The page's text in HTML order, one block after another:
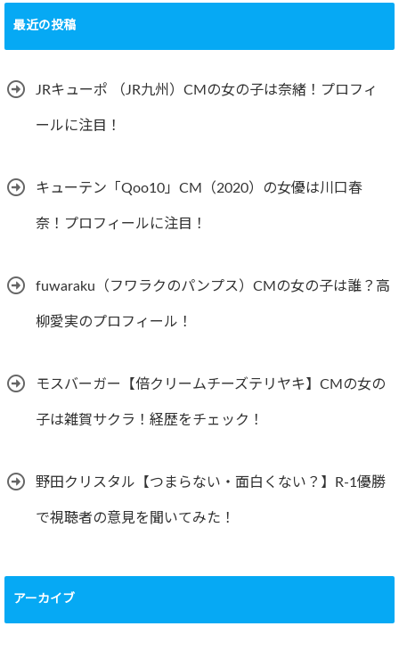
最近の投稿
JRキューポ （JR九州）CMの女の子は奈緒！プロフィ
ールに注目！
キューテン「Qoo10」CM（2020）の女優は川口春
奈！プロフィールに注目！
fuwaraku（フワラクのパンプス）CMの女の子は誰？高
柳愛実のプロフィール！
モスバーガー【倍クリームチーズテリヤキ】CMの女の
子は雑賀サクラ！経歴をチェック！
野田クリスタル【つまらない・面白くない？】R-1優勝
で視聴者の意見を聞いてみた！
アーカイブ